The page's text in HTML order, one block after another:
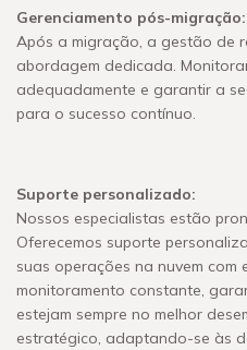
Gerenciamento pós-migração:
Após a migração, a gestão de
abordagem dedicada.
adequadamente e garantir a
para o sucesso contínuo.
Suporte personalizado:
Nossos especialistas estão
Oferecemos suporte
suas operações na nuvem com
monitoramento constante,
estejam sempre no melhor
estratégico, adaptando-se às